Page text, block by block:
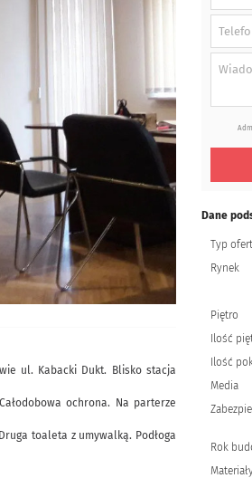
ul. Kabacki Dukt. Blisko stacja
ochrona. Na parterze
toaleta z umywalką. Podłoga
Dane
Typ
Rynek
Piętro
Ilość
Ilość
Media
Rok